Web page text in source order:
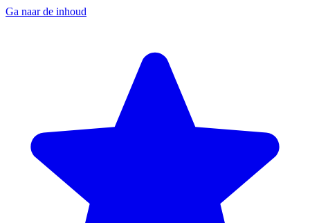
Ga naar de inhoud